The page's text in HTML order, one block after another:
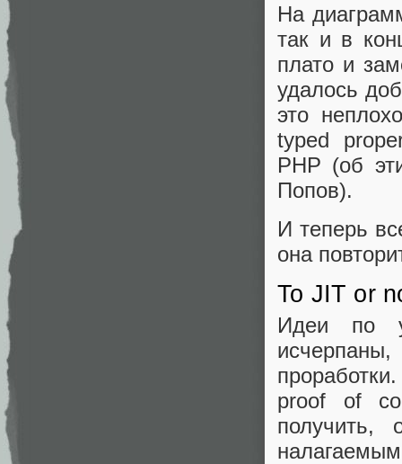
На
так и в
плато и
удалось
это
typed
PHP (об
Попов).
И теперь
она
To JIT or
Идеи по
proof of
получить,